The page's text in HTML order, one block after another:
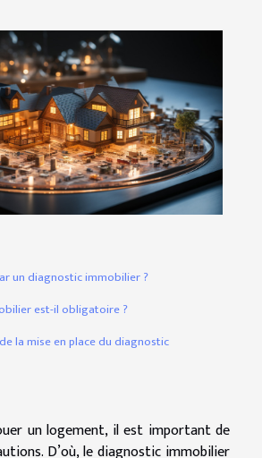
un diagnostic immobilier ?
est-il obligatoire ?
la mise en place du diagnostic
un logement, il est important de
D’où, le diagnostic immobilier